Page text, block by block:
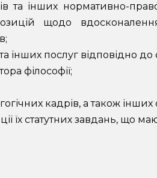
та інших нормативно-
щодо
інших послуг відповідно до
філософії;
кадрів, а також інших
їх статутних завдань, що